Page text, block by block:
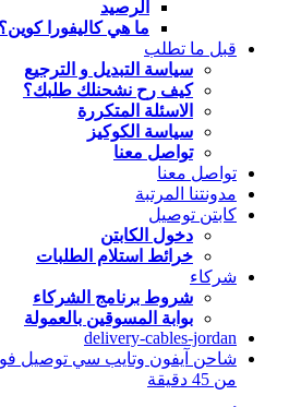
الرصيد
ما هي كاليفورا كوين؟
قبل ما تطلب
سياسة التبديل و الترجيع
كيف رح نشحنلك طلبك؟
الاسئلة المتكررة
سياسة الكوكيز
تواصل معنا
تواصل معنا
مدونتنا المرتبة
كابتن توصيل
دخول الكابتن
خرائط استلام الطلبات
شركاء
شروط برنامج الشركاء
بوابة المسوقين بالعمولة
delivery-cables-jordan
شاحن آيفون وتايب سي توصيل
من 45 دقيقة